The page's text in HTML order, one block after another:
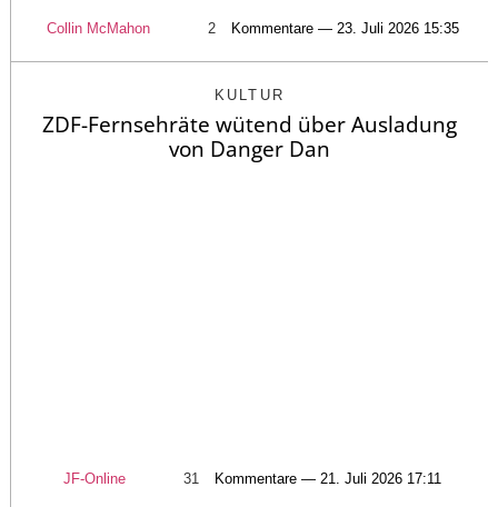
Collin McMahon 2 Kommentare — 23. Juli 2026 15:35
KULTUR
ZDF-Fernsehräte wütend über Ausladung
von Danger Dan
JF-Online 31 Kommentare — 21. Juli 2026 17:11